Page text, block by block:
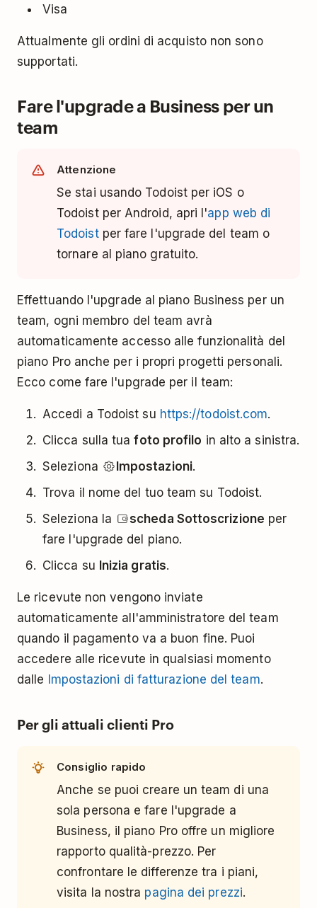
Visa
Attualmente gli ordini di acquisto non sono
supportati.
Fare l'upgrade a Business per un
team
Attenzione
Se stai usando Todoist per iOS o
Todoist per Android, apri l'app web di
Todoistper fare l'upgrade del team o
tornare al piano gratuito.
Effettuando l'upgrade al piano Business per un
team, ogni membro del team avrà
automaticamente accesso alle funzionalità del
piano Pro anche per i propri progetti personali.
Ecco come fare l'upgrade per il team:
Accedi a Todoist su https://todoist.com.
Clicca sulla tuafoto profilo in alto a sinistra.
Seleziona
Impostazioni.
Trova il nome del tuo team su Todoist.
Seleziona la
scheda Sottoscrizione per
fare l'upgrade del piano.
Clicca su Inizia gratis.
Le ricevute non vengono inviate
automaticamente all'amministratore del team
quando il pagamento va a buon fine. Puoi
accedere alle ricevute in qualsiasi momento
dalle Impostazioni di fatturazione del team.
Per gli attuali clienti Pro
Consiglio rapido
Anche se puoi creare un team di una
sola persona e fare l'upgrade a
Business, il piano Pro offre un migliore
rapporto qualità-prezzo. Per
confrontare le differenze tra i piani,
visita la nostra pagina dei prezzi.